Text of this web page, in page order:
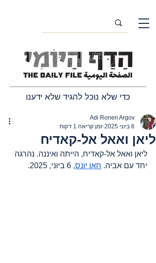
כדי שלא נוכל להגיד שלא ידענו
ליאן ואאל אל-קאדיח
Adi Ronen Argov
6 ביוני 2025
זמן קריאה 1 דקות
ליאן ואאל אל-קאדיח, הייתה ואיננה. נהרגה
יחד עם אביה. חאן יונס, 6 ביוני, 2025.